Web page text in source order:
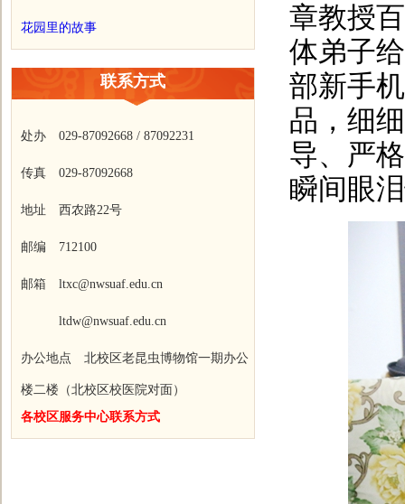
花园里的故事
联系方式
处办 029-87092668 / 87092231
传真 029-87092668
地址 西农路22号
邮编 712100
邮箱 ltxc@nwsuaf.edu.cn
ltdw@nwsuaf.edu.cn
办公地点 北校区老昆虫博物馆一期办公
楼二楼（北校区校医院对面）
各校区服务中心联系方式
章教授
体弟子
部新手
品，细
导、严
瞬间眼